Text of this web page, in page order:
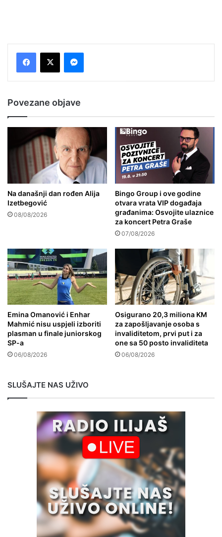
Povezane objave
Na današnji dan rođen Alija
Izetbegović
08/08/2026
Bingo Group i ove godine
otvara vrata VIP događaja
građanima: Osvojite ulaznice
za koncert Petra Graše
07/08/2026
Emina Omanović i Enhar
Mahmić nisu uspjeli izboriti
plasman u finale juniorskog
SP-a
06/08/2026
Osigurano 20,3 miliona KM
za zapošljavanje osoba s
invaliditetom, prvi put i za
one sa 50 posto invaliditeta
06/08/2026
SLUŠAJTE NAS UŽIVO